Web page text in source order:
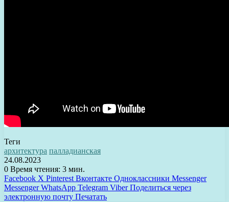
Теги
архитектура палладианская
24.08.2023
0 Время чтения: 3 мин.
Facebook X Pinterest Вконтакте Одноклассники Messenger
Messenger WhatsApp Telegram Viber Поделиться через
электронную почту Печатать